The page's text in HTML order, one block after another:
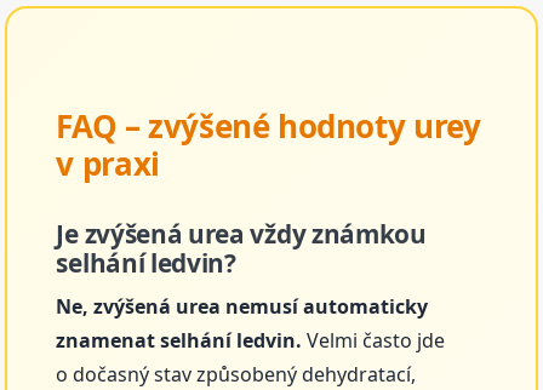
FAQ – zvýšené hodnoty urey
v praxi
Je zvýšená urea vždy známkou
selhání ledvin?
Ne, zvýšená urea nemusí automaticky
znamenat selhání ledvin. Velmi často jde
o dočasný stav způsobený dehydratací,